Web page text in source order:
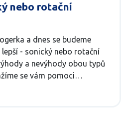
nebo rotační
a dnes se budeme
- sonický nebo rotační
a nevýhody obou typů
se vám pomoci
vás nejlepší. Protože